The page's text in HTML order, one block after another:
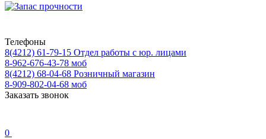
Телефоны
8(4212) 61-79-15 Отдел работы с юр. лицами
8-962-676-43-78 моб
8(4212) 68-04-68 Розничный магазин
8-909-802-04-68 моб
Заказать звонок
0